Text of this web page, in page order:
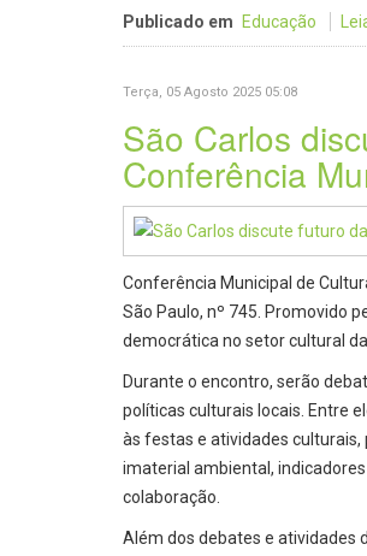
Publicado em Educação
Terça, 05 Agosto 2025 05:08
São Carlos
Conferência
Conferência Municipal de
São Paulo, nº 745. Promovido
democrática no setor cultural
Durante o encontro, serão
políticas culturais locais. Entre
às festas e atividades
imaterial ambiental,
colaboração.
Além dos debates e atividades